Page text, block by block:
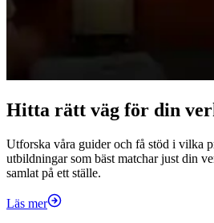
Hitta rätt väg för din
Utforska våra guider och få stöd i vilka
utbildningar som bäst matchar just din
samlat på ett ställe.
Läs mer